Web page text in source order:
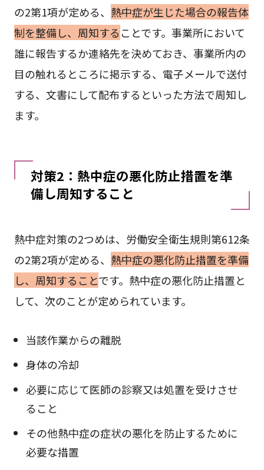
の2第1項が定める、 熱中症が生じた場合の報告体
制を整備し、周知する ことです。事業所において
誰に報告するか連絡先を決めておき、事業所内の
目の触れるところに掲示する、電子メールで送付
する、文書にして配布するといった方法で周知し
ます。
対策2：熱中症の悪化防止措置を準
備し周知すること
熱中症対策の2つめは、労働安全衛生規則第612条
の2第2項が定める、 熱中症の悪化防止措置を準備
し、周知することです。熱中症の悪化防止措置と
して、次のことが定められています。
当該作業からの離脱
身体の冷却
必要に応じて医師の診察又は処置を受けさせ
ること
その他熱中症の症状の悪化を防止するために
必要な措置